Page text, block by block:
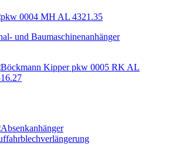
und Baumaschinenanhänger